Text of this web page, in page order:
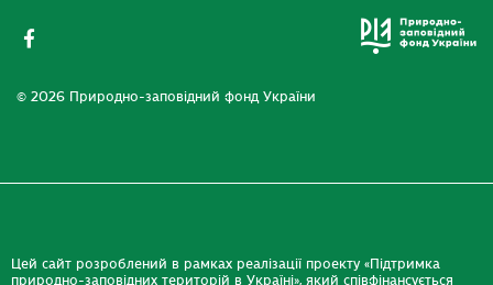
© 2026 Природно-заповідний фонд України
Цей сайт розроблений в рамках реалізації проекту «Підтримка
природно-заповідних територій в Україні», який співфінансується